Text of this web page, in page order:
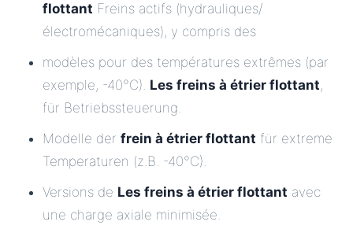
flottant Freins actifs (hydrauliques/
électromécaniques), y compris des
modèles pour des températures extrêmes (par
exemple, -40°C). Les freins à étrier flottant,
für Betriebssteuerung.
Modelle der frein à étrier flottant für extreme
Temperaturen (z.B. -40°C).
Versions de Les freins à étrier flottant avec
une charge axiale minimisée.